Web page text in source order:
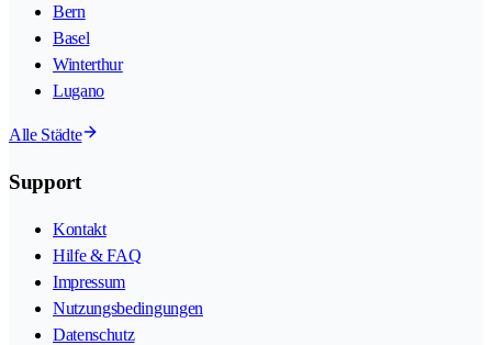
Bern
Basel
Winterthur
Lugano
Alle Städte
Support
Kontakt
Hilfe & FAQ
Impressum
Nutzungsbedingungen
Datenschutz